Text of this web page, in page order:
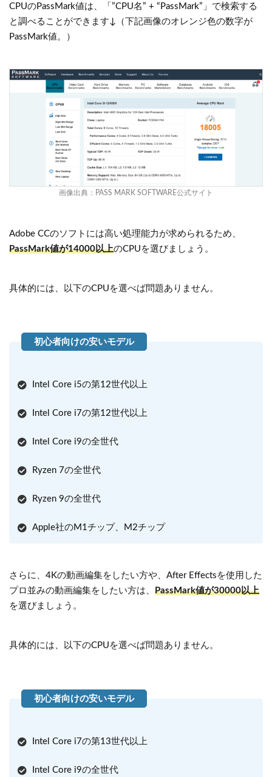
CPUのPassMark値は、「”CPU名” + “PassMark”」で検索する
と調べることができます↓（下記画像のオレンジ色の数字が
PassMark値。）
画像出典： PASS MARK SOFTWARE公式サイト
Adobe CCのソフトには高い処理能力が求められるため、
PassMark値が14000以上のCPUを選びましょう。
具体的には、以下のCPUを選べば問題ありません。
Intel Core i5の第12世代以上
Intel Core i7の第12世代以上
Intel Core i9の全世代
Ryzen 7の全世代
Ryzen 9の全世代
Apple社のM1チップ、M2チップ
さらに、4Kの動画編集をしたい方や、After Effectsを使用した
プロ並みの動画編集をしたい方は、 PassMark値が30000以上
を選びましょう。
具体的には、以下のCPUを選べば問題ありません。
Intel Core i7の第13世代以上
Intel Core i9の全世代